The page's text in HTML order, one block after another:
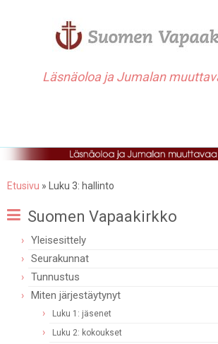
Läsnäoloa ja Jumalan
Etusivu » Luku 3: hallinto
Suomen Vapaakirkko
Yleisesittely
Seurakunnat
Tunnustus
Miten järjestäytynyt
Luku 1: jäsenet
Luku 2: kokoukset